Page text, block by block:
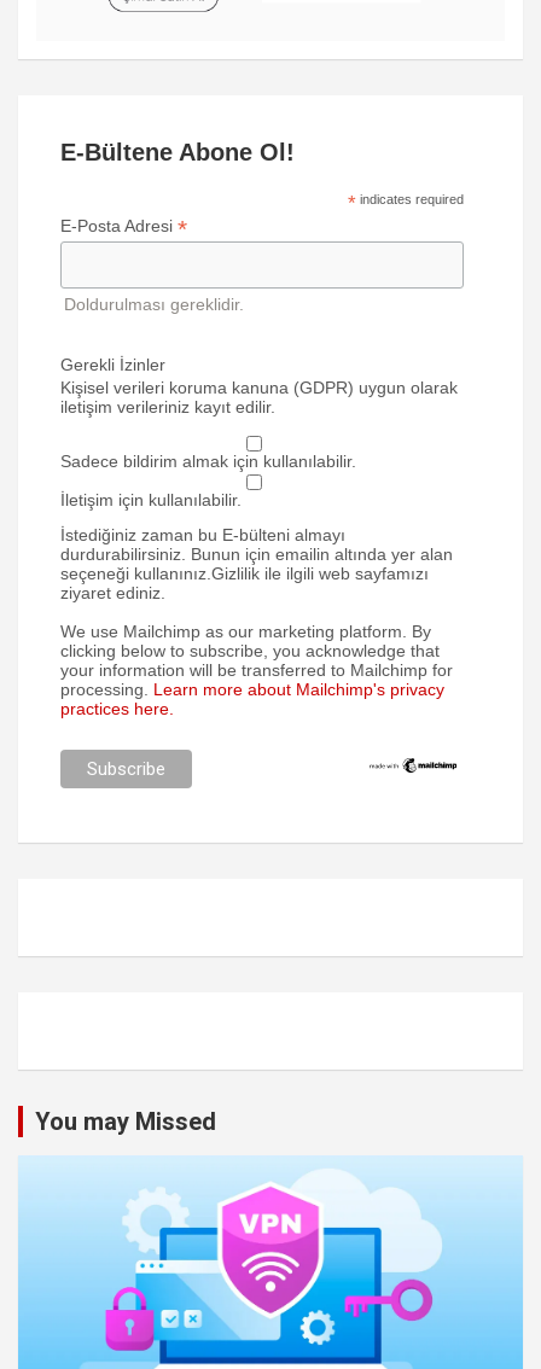
E-Bültene Abone Ol!
* indicates required
E-Posta Adresi *
Doldurulması gereklidir.
Gerekli İzinler
Kişisel verileri koruma kanuna (GDPR) uygun olarak
iletişim verileriniz kayıt edilir.
Sadece bildirim almak için kullanılabilir.
İletişim için kullanılabilir.
İstediğiniz zaman bu E-bülteni almayı
durdurabilirsiniz. Bunun için emailin altında yer alan
seçeneği kullanınız.Gizlilik ile ilgili web sayfamızı
ziyaret ediniz.
We use Mailchimp as our marketing platform. By
clicking below to subscribe, you acknowledge that
your information will be transferred to Mailchimp for
processing. Learn more about Mailchimp's privacy
practices here.
You may Missed